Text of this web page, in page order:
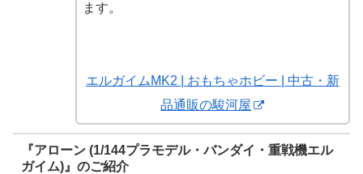
ます。
エルガイムMK2 | おもちゃホビー | 中古・新
品通販の駿河屋
『アローン (1/144プラモデル・バンダイ・重戦機エル
ガイム)』のご紹介